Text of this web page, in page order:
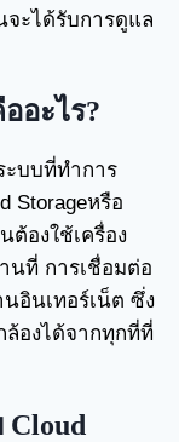
ะได้รับการดูแล
อะไร?
ะบบที่ทำการ
Storageหรือ
องใช้เครื่อง
นที่ การเชื่อมต่อ
อินเทอร์เน็ต ซึ่ง
องได้จากทุกที่ที่